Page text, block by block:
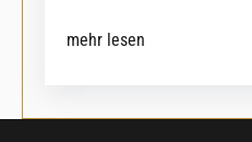
mehr lesen